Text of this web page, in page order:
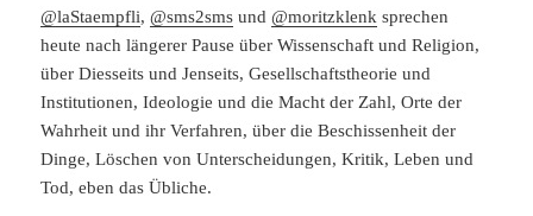
@laStaempfli,@sms2sms und@moritzklenk sprechen
heute nach längerer Pause über Wissenschaft und Religion,
über Diesseits und Jenseits, Gesellschaftstheorie und
Institutionen, Ideologie und die Macht der Zahl, Orte der
Wahrheit und ihr Verfahren, über die Beschissenheit der
Dinge, Löschen von Unterscheidungen, Kritik, Leben und
Tod, eben das Übliche.